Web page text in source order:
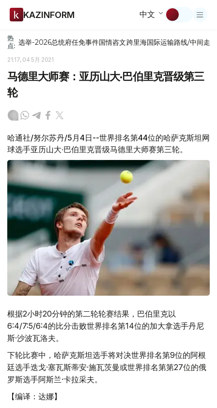
KAZINFORM 中文
热
点: 选举-2026总统府任免事件国情咨文跨里海国际运输路线/中间走廊
21:17, 04 5月 2021
马德里大师赛：亚历山大·巴伯里克晋级第三
轮
哈通社/努尔苏丹/5月4日--世界排名第44位的哈萨克斯坦网
球选手亚历山大·巴伯里克晋级马德里大师赛第三轮。
根据2小时20分钟的第二轮轮赛结果，巴伯里克以
6:4/7:5/6:4的比分击败世界排名第14位的加大拿选手丹尼
斯·沙波瓦洛夫。
下轮比赛中，哈萨克斯坦选手将对决世界排名第9位的阿根
廷选手迭戈·塞瓦斯蒂安·施瓦茨曼或世界排名第第27位的俄
罗斯选手阿斯兰·卡拉采夫。
【编译：达娜】